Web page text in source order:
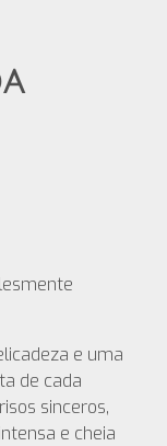
e uma
de cada
sinceros,
e cheia